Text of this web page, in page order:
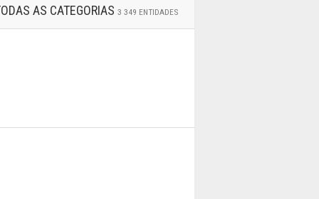
AS CATEGORIAS 3 349 ENTIDADES